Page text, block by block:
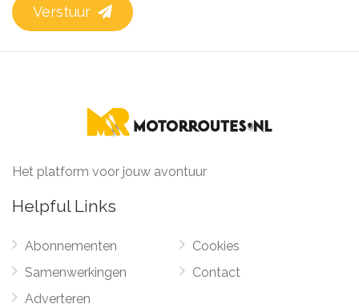
Verstuur
Het platform voor jouw avontuur
Helpful Links
Abonnementen
Samenwerkingen
Adverteren
Cookies
Contact